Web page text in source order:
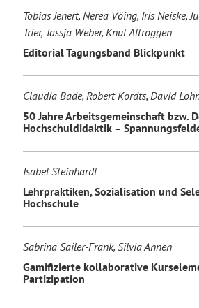
Tobias Jenert, Nerea Vöing, Iris Neiske,
Trier, Tassja Weber, Knut Altroggen
Editorial Tagungsband Blickpunkt
Claudia Bade, Robert Kordts, David
50 Jahre Arbeitsgemeinschaft bzw.
Hochschuldidaktik –
Isabel Steinhardt
Lehrpraktiken, Sozialisation und
Hochschule
Sabrina Sailer-Frank, Silvia Annen
Gamifizierte kollaborative
Partizipation